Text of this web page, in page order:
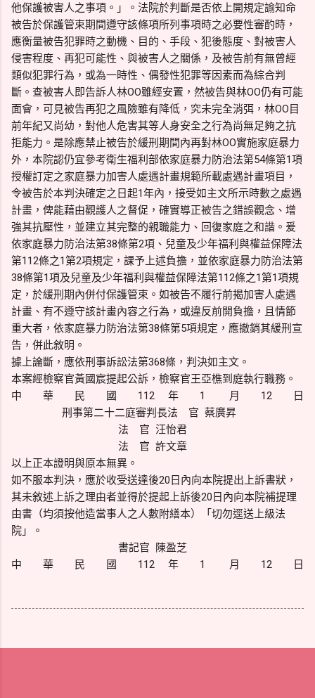
他保護被害人之事項。」。法院於判斷是否依上開規定諭知命
被告於保護管束期間遵守該條項所列事項時之必要性審酌時，
應衡量被告犯罪時之動機、目的、手段、犯後態度、對被害人
侵害程度、再犯可能性、與被害人之關係，及被告前有無曾經
類似犯罪行為，或為一時性、偶發性犯罪等因素而為綜合判
斷。查被害人即告訴人林OO雖經安置，然被告與林OO仍有可能
面會，可見被告再犯之風險雖有降低，究未完全消弭，林OO目
前年紀又尚幼，對他人危害其等人身安全之行為尚無足夠之抗
拒能力。是除應禁止被告於緩刑期間內再對林OO實施家庭暴力
外，本院認仍宜參考衛生福利部依家庭暴力防治法第54條第1項
授權訂定之家庭暴力加害人處遇計畫規範所載處遇計畫項目，
令被告於本判決確定之日起1年內，接受如主文所示時數之處遇
計畫，俾能藉由觀護人之督促，確實導正被告之錯誤觀念、增
強其抗壓性，並建立其完整的親職能力、回復家庭之和諧。爰
依家庭暴力防治法第38條第2項、兒童及少年福利與權益保障法
第112條之1第2項規定，課予上述負擔，並依家庭暴力防治法第
38條第1項及兒童及少年福利與權益保障法第112條之1第1項規
定，於緩刑期內併付保護管束。如被告不履行前揭加害人處遇
計畫、有不遵守該計畫內容之行為，或違反前開負擔，且情節
重大者，依家庭暴力防治法第38條第5項規定，應撤銷其緩刑宣
告，併此敘明。
據上論斷，應依刑事訴訟法第368條，判決如主文。
本案經檢察官黃國宸提起公訴，檢察官王亞樵到庭執行職務。
中 華 民 國 112 年 1 月 12 日
刑事第二十二庭審判長法 官 蔡廣昇
法 官 汪怡君
法 官 許文章
以上正本證明與原本無異。
如不服本判決，應於收受送達後20日內向本院提出上訴書狀，
其未敘述上訴之理由者並得於提起上訴後20日內向本院補提理
由書（均須按他造當事人之人數附繕本）「切勿逕送上級法
院」。
書記官 陳盈芝
中 華 民 國 112 年 1 月 12 日